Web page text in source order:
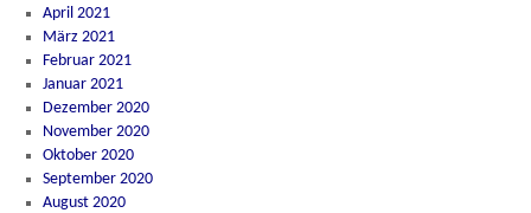
April 2021
März 2021
Februar 2021
Januar 2021
Dezember 2020
November 2020
Oktober 2020
September 2020
August 2020